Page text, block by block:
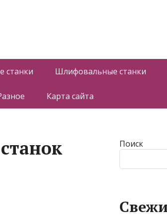
станки Шлифовальные станки
Карта сайта
Поиск